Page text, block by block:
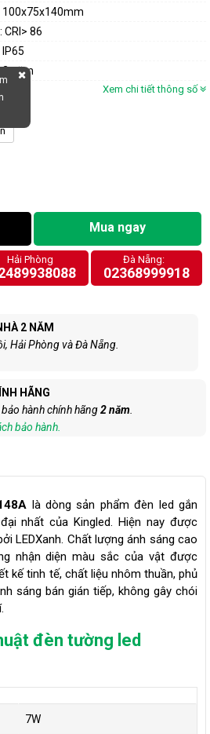
100x75x140mm
: CRI> 86
IP65
2 năm
Xem chi tiết thông số
Mua ngay
Hải Phòng Đà Nẵng:
02368999918
2 NĂM
Hải Phòng và Đà Nẵng.
HÃNG
hành chính hãng2 năm
bảo hành.
là dòng sản phẩm đèn led gắn
nhất của Kingled. Hiện nay được
LEDXanh. Chất lượng ánh sáng cao
nhận diện màu sắc của vật được
kế tinh tế, chất liệu nhôm thuần, phủ
sáng bán gián tiếp, không gây chói
đèn tường led
7W